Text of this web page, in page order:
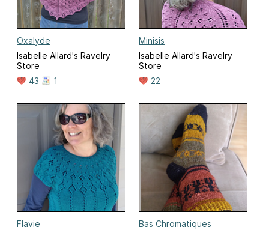
Oxalyde
Isabelle Allard's Ravelry
Store
43
1
Minisis
Isabelle Allard's Ravelry
Store
22
Flavie
Bas Chromatiques